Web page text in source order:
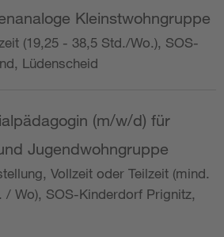
Kleinstwohngruppe
(19,25 - 38,5 Std./Wo.), SOS-
Lüdenscheid
(m/w/d) für
Jugendwohngruppe
Vollzeit oder Teilzeit (mind.
/ Wo), SOS-Kinderdorf Prignitz,